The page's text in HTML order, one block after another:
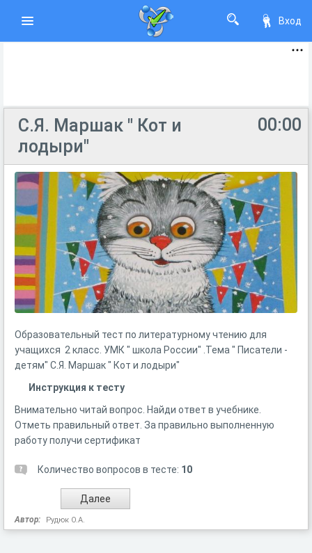
Вход
00:00
С.Я. Маршак " Кот и
лодыри"
Образовательный тест по литературному чтению для
учащихся 2 класс. УМК " школа России" .Тема " Писатели -
детям" С.Я. Маршак " Кот и лодыри"
Инструкция к тесту
Внимательно читай вопрос. Найди ответ в учебнике.
Отметь правильный ответ. За правильно выполненную
работу получи сертификат
Количество вопросов в тесте: 10
Автор: Рудюк О.А.